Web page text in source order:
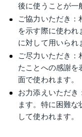
後に使うことが一
ご協力いただき：
を示す際に使われ
に対して用いられ
ご尽力いただき：
たことへの感謝を
面で使われます。
お力添えいただき
ます。特に困難
して使われます。